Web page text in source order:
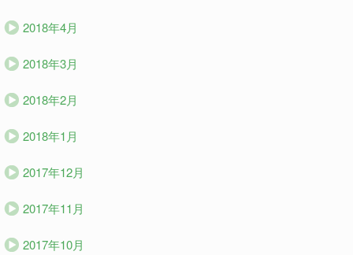
2018年4月
2018年3月
2018年2月
2018年1月
2017年12月
2017年11月
2017年10月